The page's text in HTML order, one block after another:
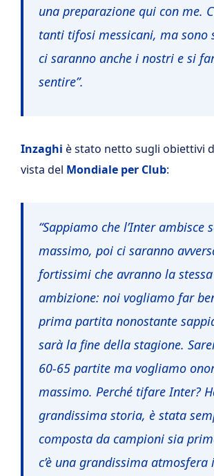
una preparazione qui con me.
tanti tifosi messicani, ma sono
ci saranno anche i nostri e si
sentire”.
Inzaghi è stato netto sugli obiettivi
vista del Mondiale per Club:
“Sappiamo che l’Inter ambisce
massimo, poi ci saranno
fortissimi che avranno la stessa
ambizione: noi vogliamo far
prima partita nonostante
sarà la fine della stagione.
60-65 partite ma vogliamo
massimo. Perché tifare Inter?
grandissima storia, è stata
composta da campioni sia
c’è una grandissima